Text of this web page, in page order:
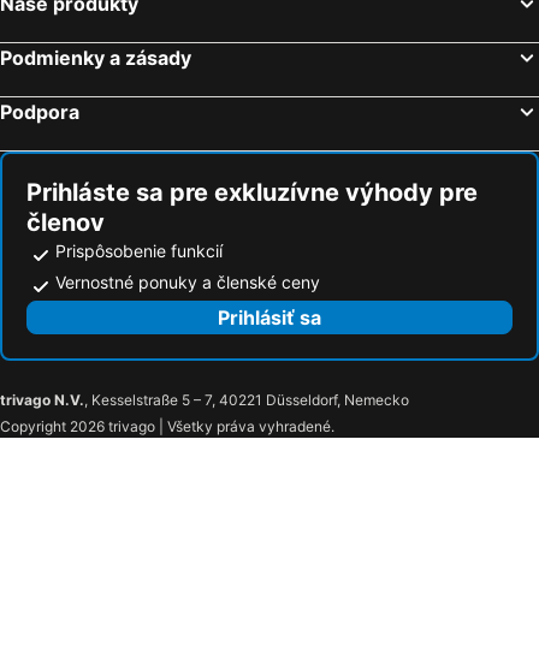
Podmienky a zásady
Podpora
Prihláste sa pre exkluzívne výhody pre
členov
Prispôsobenie funkcií
Vernostné ponuky a členské ceny
Prihlásiť sa
trivago N.V., Kesselstraße 5 – 7, 40221 Düsseldorf, Nemecko
Copyright 2026 trivago | Všetky práva vyhradené.